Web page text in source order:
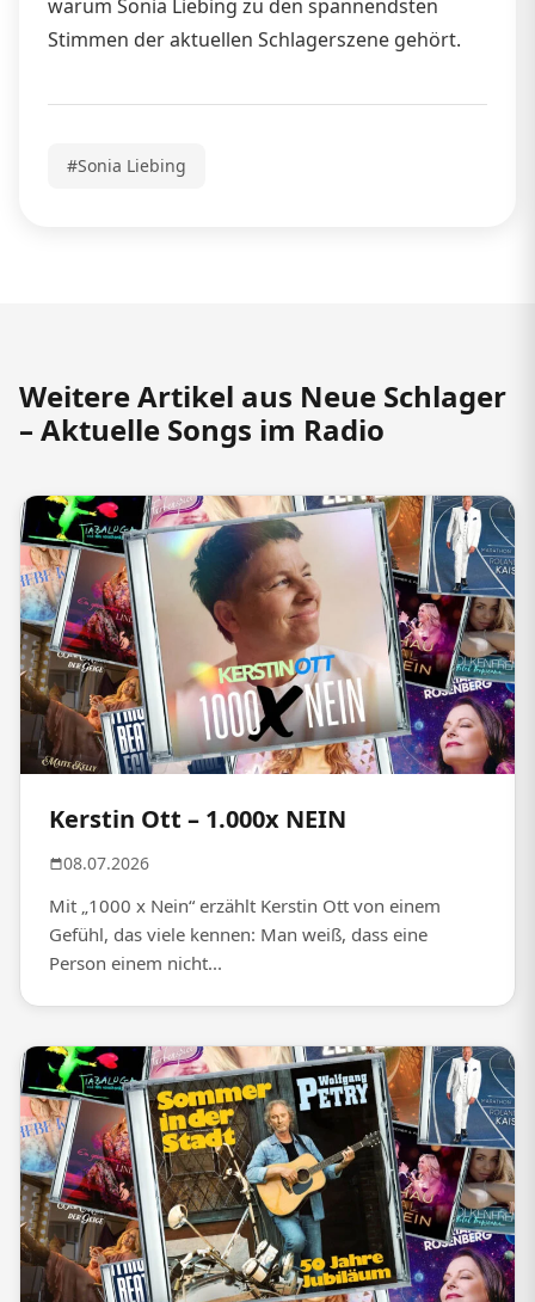
warum Sonia Liebing zu den spannendsten
Stimmen der aktuellen Schlagerszene gehört.
#Sonia Liebing
Weitere Artikel aus Neue Schlager
– Aktuelle Songs im Radio
Kerstin Ott – 1.000x NEIN
08.07.2026
Mit „1000 x Nein“ erzählt Kerstin Ott von einem
Gefühl, das viele kennen: Man weiß, dass eine
Person einem nicht...